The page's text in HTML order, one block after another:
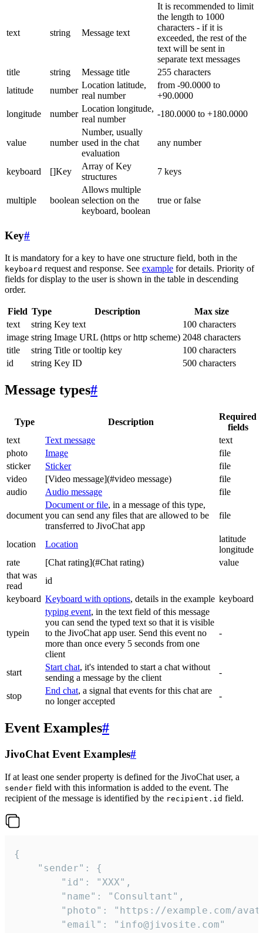
text string Message text
It is recommended to limit
the length to 1000
characters - if it is
exceeded, the rest of the
text will be sent in
separate text messages
title
string Message title
255 characters
latitude
number
Location latitude,
real number
from -90.0000 to
+90.0000
longitude
number
Location longitude,
real number
-180.0000 to +180.0000
value number
Number, usually
used in the chat
evaluation
any number
keyboard []Key
Array of Key
structures
7 keys
multiple boolean
Allows multiple
selection on the
keyboard, boolean
true or false
Key#
It is mandatory for a key to have one structure field, both in the
keyboard request and response. See example for details. Priority of
fields for display to the user is shown in the table in descending
order.
Field Type Description
Max size
text
string Key text
100 characters
image string Image URL (https or http scheme) 2048 characters
title
string Title or tooltip key
100 characters
id
string Key ID 500 characters
Message types#
Type Description
Required
fields
text
Text message
text
photo
Image
file
sticker
Sticker
file
video
[Video message](#video message)
file
audio
Audio message file
document
Document or file, in a message of this type,
you can send any files that are allowed to be
transferred to JivoChat app
file
location Location
latitude
longitude
rate
[Chat rating](#Chat rating)
value
that was
read
id
keyboard Keyboard with options, details in the example keyboard
typein
typing event, in the text field of this message
you can send the typed text so that it is visible
to the JivoChat app user. Send this event no
more than once every 5 seconds from one
client
-
start
Start chat, it's intended to start a chat without
sending a message by the client
-
stop
End chat, a signal that events for this chat are
no longer accepted
-
Event Examples#
JivoChat Event Examples#
If at least one sender property is defined for the JivoChat user, a
sender field with this information is added to the event. The
recipient of the message is identified by the recipient.id field.
{